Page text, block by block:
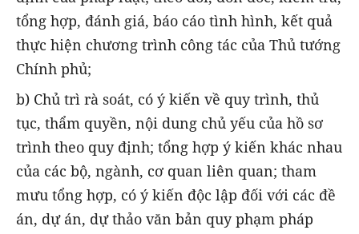
tổng hợp, đánh giá, báo cáo tình hình, kết quả
thực hiện chương trình công tác của Thủ tướng
Chính phủ;
b) Chủ trì rà soát, có ý kiến về quy trình, thủ
tục, thẩm quyền, nội dung chủ yếu của hồ sơ
trình theo quy định; tổng hợp ý kiến khác nhau
của các bộ, ngành, cơ quan liên quan; tham
mưu tổng hợp, có ý kiến độc lập đối với các đề
án, dự án, dự thảo văn bản quy phạm pháp